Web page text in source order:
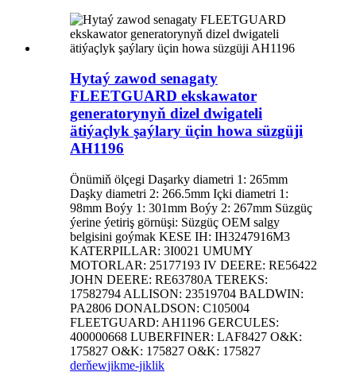
Hytaý zawod senagaty
FLEETGUARD ekskawator
generatorynyň dizel dwigateli
ätiýaçlyk şaýlary üçin howa süzgüji
AH1196
Önümiň ölçegi Daşarky diametri 1: 265mm
Daşky diametri 2: 266.5mm Içki diametri 1:
98mm Boýy 1: 301mm Boýy 2: 267mm Süzgüç
ýerine ýetiriş görnüşi: Süzgüç OEM salgy
belgisini goýmak KESE IH: IH3247916M3
KATERPILLAR: 3I0021 UMUMY
MOTORLAR: 25177193 IV DEERE: RE56422
JOHN DEERE: RE63780A TEREKS:
17582794 ALLISON: 23519704 BALDWIN:
PA2806 DONALDSON: C105004
FLEETGUARD: AH1196 GERCULES:
400000668 LUBERFINER: LAF8427 O&K:
175827 O&K: 175827 O&K: 175827
derňewjikme-jiklik